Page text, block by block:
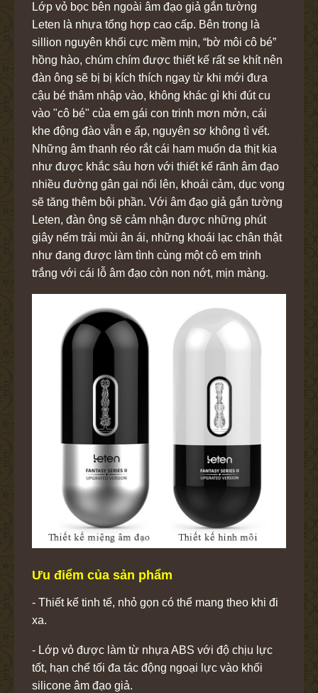
Lớp vỏ bọc bên ngoài âm đạo giả gắn tường
Leten là nhựa tổng hợp cao cấp. Bên trong là
sillion nguyên khối cực mềm mịn, “bờ môi cô bé”
hồng hào, chúm chím được thiết kế rất se khít nên
đàn ông sẽ bị bị kích thích ngay từ khi mới đưa
cậu bé thâm nhập vào, không khác gì khi đút cu
vào "cô bé" của em gái con trinh mơn mởn, cái
khe động đào vẫn e ấp, nguyên sơ không tì vết.
Những âm thanh réo rắt cái ham muốn da thịt kia
như được khắc sâu hơn với thiết kế rãnh âm đạo
nhiều đường gân gai nổi lên, khoái cảm, dục vọng
sẽ tăng thêm bội phần. Với âm đạo giả gắn tường
Leten, đàn ông sẽ cảm nhận được những phút
giây nếm trải mùi ân ái, những khoái lạc chân thật
như đang được làm tình cùng một cô em trinh
trắng với cái lỗ âm đạo còn non nớt, mịn màng.
Ưu điểm của sản phẩm
- Thiết kế tinh tế, nhỏ gọn có thể mang theo khi đi
xa.
- Lớp vỏ được làm từ nhựa ABS với độ chịu lực
tốt, hạn chế tối đa tác động ngoại lực vào khối
silicone âm đạo giả.